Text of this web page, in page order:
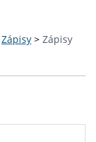
Zápisy > Zápisy